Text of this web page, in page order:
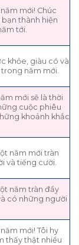
mới! Chúc
thành hiện
tới.
khỏe, giàu có và
năm mới.
mới sẽ là thời
cuộc phiêu
khoảnh khắc
năm mới tràn
và tiếng cười.
năm tràn đầy
có những người
mới! Tôi hy
thấy thật nhiều